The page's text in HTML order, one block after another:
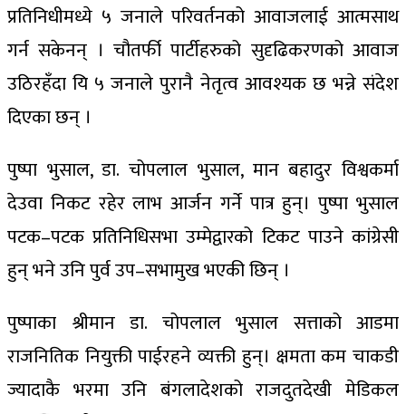
प्रतिनिधीमध्ये ५ जनाले परिवर्तनको आवाजलाई आत्मसाथ
गर्न सकेनन् । चौतर्फी पार्टीहरुको सुदृढिकरणको आवाज
उठिरहँदा यि ५ जनाले पुरानै नेतृत्व आवश्यक छ भन्ने संदेश
दिएका छन् ।
पुष्पा भुसाल, डा. चोपलाल भुसाल, मान बहादुर विश्वकर्मा
देउवा निकट रहेर लाभ आर्जन गर्ने पात्र हुन्। पुष्पा भुसाल
पटक–पटक प्रतिनिधिसभा उम्मेद्वारको टिकट पाउने कांग्रेसी
हुन् भने उनि पुर्व उप–सभामुख भएकी छिन् ।
पुष्पाका श्रीमान डा. चोपलाल भुसाल सत्ताको आडमा
राजनितिक नियुक्ती पाईरहने व्यक्ती हुन्। क्षमता कम चाकडी
ज्यादाकै भरमा उनि बंगलादेशको राजदुतदेखी मेडिकल